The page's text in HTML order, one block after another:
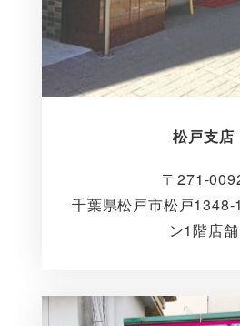
松戸支店
〒271-
千葉県松戸市松戸1348-
ン1階店舗